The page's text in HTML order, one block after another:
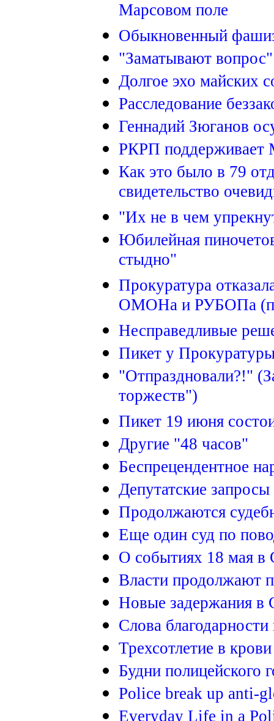
Марсовом поле
Обыкновенный
"Заматывают вопрос"
Долгое эхо майских
Расследование
Геннадий Зюганов
РКРП
Как это было в 79
свидетельство
"Их не в чем
Юбилейная
стыдно"
Прокуратура
ОМОНа и РУБОПа
Несправедливые
Пикет у
"Отпраздновали?!"
торжеств")
Пикет 19 июня
Другие "48 часов"
Беспрецендентное
Депутатские
Продолжаются
Еще один суд по
О событиях 18 мая в
Власти продолжают
Новые задержания в
Слова
Трехсотлетие в крови
Будни полицейского
Police break up anti-
Everyday Life in a